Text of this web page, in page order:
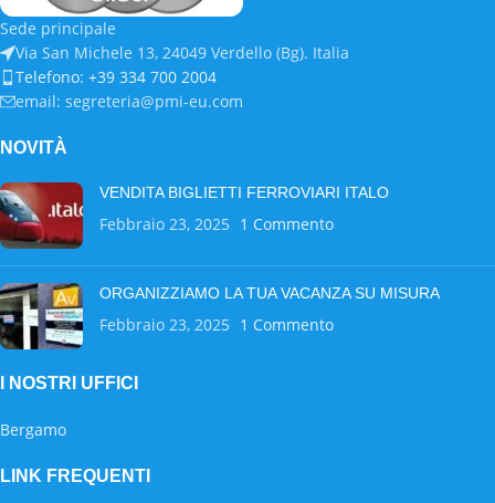
Sede principale
Via San Michele 13, 24049 Verdello (Bg). Italia
Telefono: +39 334 700 2004
email: segreteria@pmi-eu.com
NOVITÀ
VENDITA BIGLIETTI FERROVIARI ITALO
Febbraio 23, 2025 1 Commento
ORGANIZZIAMO LA TUA VACANZA SU MISURA
Febbraio 23, 2025 1 Commento
I NOSTRI UFFICI
Bergamo
LINK FREQUENTI